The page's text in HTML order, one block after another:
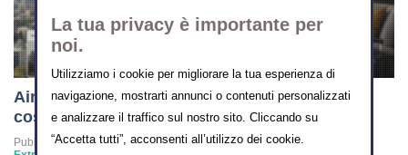
Airbnb vuole diventare l’Amazon dei viaggi:
cosa cambia per i property manager
Pubblicato in
La tua privacy è importante per
noi.
Utilizziamo i cookie per migliorare la tua esperienza di
navigazione, mostrarti annunci o contenuti personalizzati
e analizzare il traffico sul nostro sito. Cliccando su
“Accetta tutti”, acconsenti all’utilizzo dei cookie.